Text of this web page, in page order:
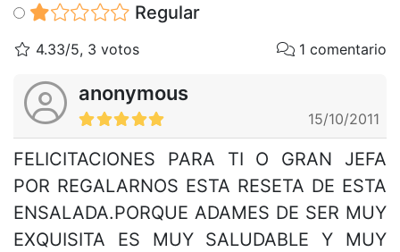
Regular
4.33/5, 3 votos 1 comentario
anonymous
15/10/2011
FELICITACIONES PARA TI O GRAN JEFA
POR REGALARNOS ESTA RESETA DE ESTA
ENSALADA.PORQUE ADAMES DE SER MUY
EXQUISITA ES MUY SALUDABLE Y MUY